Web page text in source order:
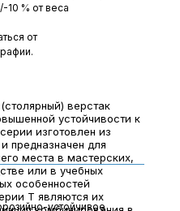
верстак
устойчивости к
изготовлен из
предназначен для
места в мастерских,
или в учебных
особенностей
T являются их
10 % от веса
от
устойчивое